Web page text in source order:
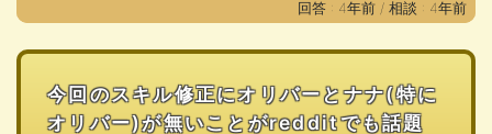
回答 : 4年前 / 相談 : 4年前
今回のスキル修正にオリバーとナナ(特に
オリバー)が無いことがredditでも話題